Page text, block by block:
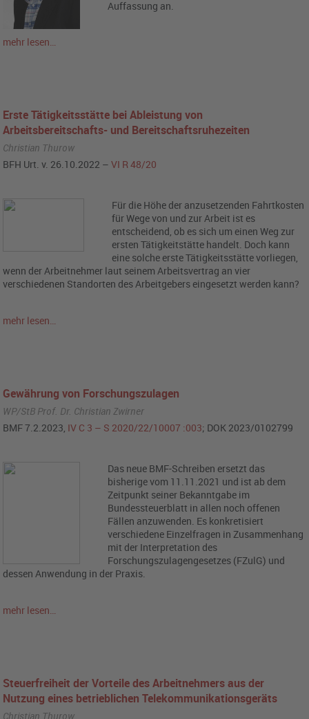
Auffassung an.
mehr lesen…
Erste Tätigkeitsstätte bei Ableistung von
Arbeitsbereitschafts- und Bereitschaftsruhezeiten
Christian Thurow
BFH Urt. v. 26.10.2022 –VI R 48/20
Für die Höhe der anzusetzenden Fahrtkosten
für Wege von und zur Arbeit ist es
entscheidend, ob es sich um einen Weg zur
ersten Tätigkeitstätte handelt. Doch kann
eine solche erste Tätigkeitsstätte vorliegen,
wenn der Arbeitnehmer laut seinem Arbeitsvertrag an vier
verschiedenen Standorten des Arbeitgebers eingesetzt werden kann?
mehr lesen…
Gewährung von Forschungszulagen
WP/StB Prof. Dr. Christian Zwirner
BMF 7.2.2023, IV C 3 – S 2020/22/10007 :003; DOK 2023/0102799
Das neue BMF-Schreiben ersetzt das
bisherige vom 11.11.2021 und ist ab dem
Zeitpunkt seiner Bekanntgabe im
Bundessteuerblatt in allen noch offenen
Fällen anzuwenden. Es konkretisiert
verschiedene Einzelfragen in Zusammenhang
mit der Interpretation des
Forschungszulagengesetzes (FZulG) und
dessen Anwendung in der Praxis.
mehr lesen…
Steuerfreiheit der Vorteile des Arbeitnehmers aus der
Nutzung eines betrieblichen Telekommunikationsgeräts
Christian Thurow